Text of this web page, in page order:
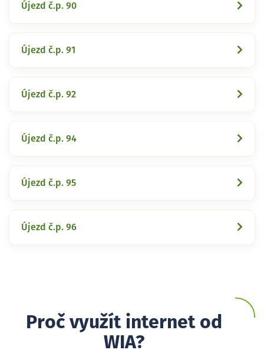
Újezd č.p. 90
Újezd č.p. 91
Újezd č.p. 92
Újezd č.p. 94
Újezd č.p. 95
Újezd č.p. 96
Proč využít internet od
WIA?